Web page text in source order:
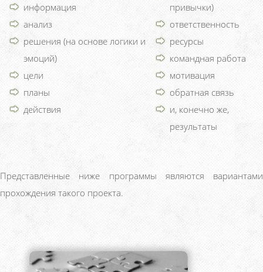
информация
анализ
решения (на основе логики и
эмоций)
цели
планы
действия
привычки)
ответственность
ресурсы
командная работа
мотивация
обратная связь
и, конечно же,
результаты
Представленные ниже программы являются вариантами
прохождения такого проекта.